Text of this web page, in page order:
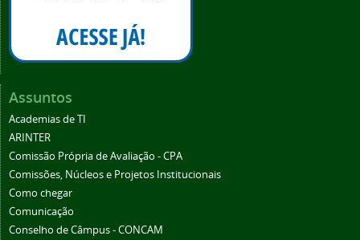
Assuntos
Academias de TI
ARINTER
Comissão Própria de Avaliação - CPA
Comissões, Núcleos e Projetos Institucionais
Como chegar
Comunicação
Conselho de Câmpus - CONCAM